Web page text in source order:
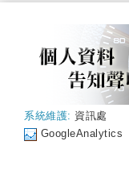
系統維護: 資訊處
GoogleAnalytics